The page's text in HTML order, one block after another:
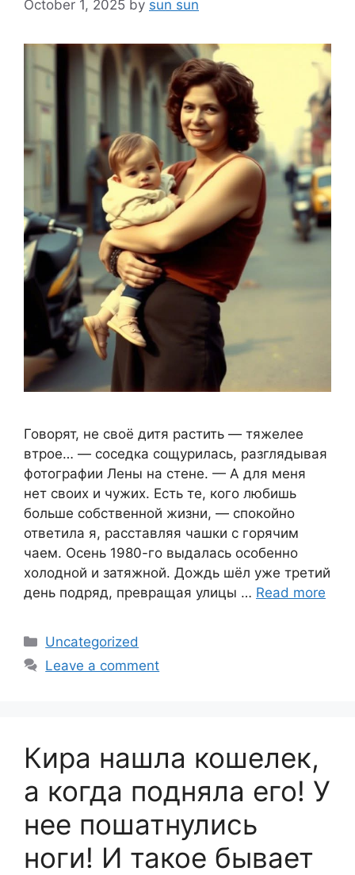
October 1, 2025 by sun sun
Говорят, не своё дитя растить — тяжелее
втрое… — соседка сощурилась, разглядывая
фотографии Лены на стене. — А для меня
нет своих и чужих. Есть те, кого любишь
больше собственной жизни, — спокойно
ответила я, расставляя чашки с горячим
чаем. Осень 1980-го выдалась особенно
холодной и затяжной. Дождь шёл уже третий
день подряд, превращая улицы … Read more
Categories
Uncategorized
Leave a comment
Кира нашла кошелек,
а когда подняла его! У
нее пошатнулись
ноги! И такое бывает